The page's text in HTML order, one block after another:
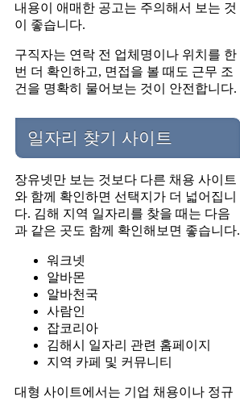
내용이 애매한 공고는 주의해서 보는 것
이 좋습니다.
구직자는 연락 전 업체명이나 위치를 한
번 더 확인하고, 면접을 볼 때도 근무 조
건을 명확히 물어보는 것이 안전합니다.
일자리 찾기 사이트
장유넷만 보는 것보다 다른 채용 사이트
와 함께 확인하면 선택지가 더 넓어집니
다. 김해 지역 일자리를 찾을 때는 다음
과 같은 곳도 함께 확인해보면 좋습니다.
워크넷
알바몬
알바천국
사람인
잡코리아
김해시 일자리 관련 홈페이지
지역 카페 및 커뮤니티
대형 사이트에서는 기업 채용이나 정규